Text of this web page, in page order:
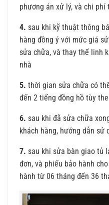
phương án xử lý, và chi
4. sau khi kỹ thuật thông
hàng đồng ý với mức giá
sửa chữa, và thay thế linh
nhà
5. thời gian sửa chữa có
đến 2 tiếng đồng hồ tùy
6. sau khi đã sửa chữa
khách hàng, hướng dẫn sử
7. sau khi sửa bàn giao tủ
đơn, và phiếu bảo hành
hành từ 06 tháng đến 36